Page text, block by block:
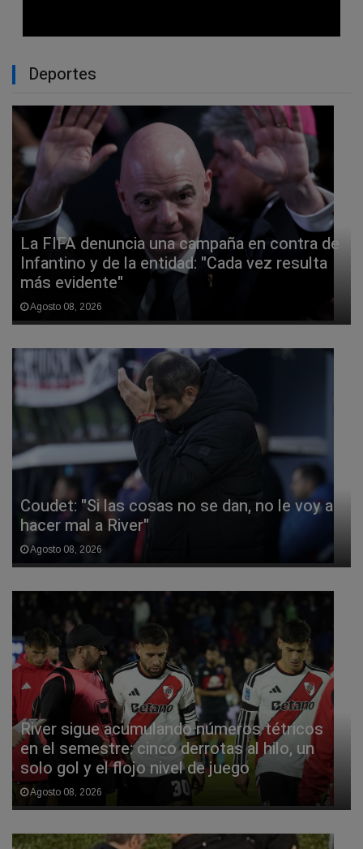
Deportes
La FIFA denuncia una campaña en contra de
Infantino y de la entidad: "Cada vez resulta
más evidente"
Agosto 08, 2026
Coudet: "Si las cosas no se dan, no le voy a
hacer mal a River"
Agosto 08, 2026
River sigue acumulando números tétricos
en el semestre: cinco derrotas al hilo, un
solo gol y el flojo nivel de juego
Agosto 08, 2026